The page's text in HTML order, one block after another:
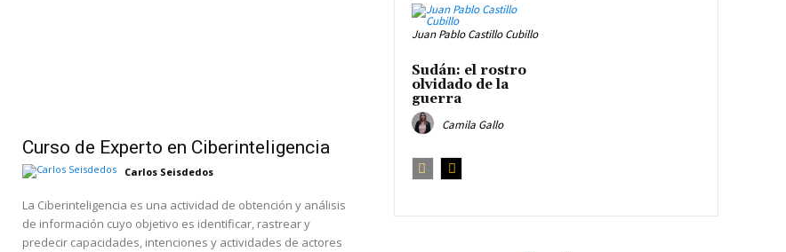
Curso de Experto en Ciberinteligencia
Carlos Seisdedos
La Ciberinteligencia es una actividad de obtención y análisis
de información cuyo objetivo es identificar, rastrear y
predecir capacidades, intenciones y actividades de actores
Juan Pablo Castillo Cubillo
Sudán: el rostro
olvidado de la
guerra
Camila Gallo